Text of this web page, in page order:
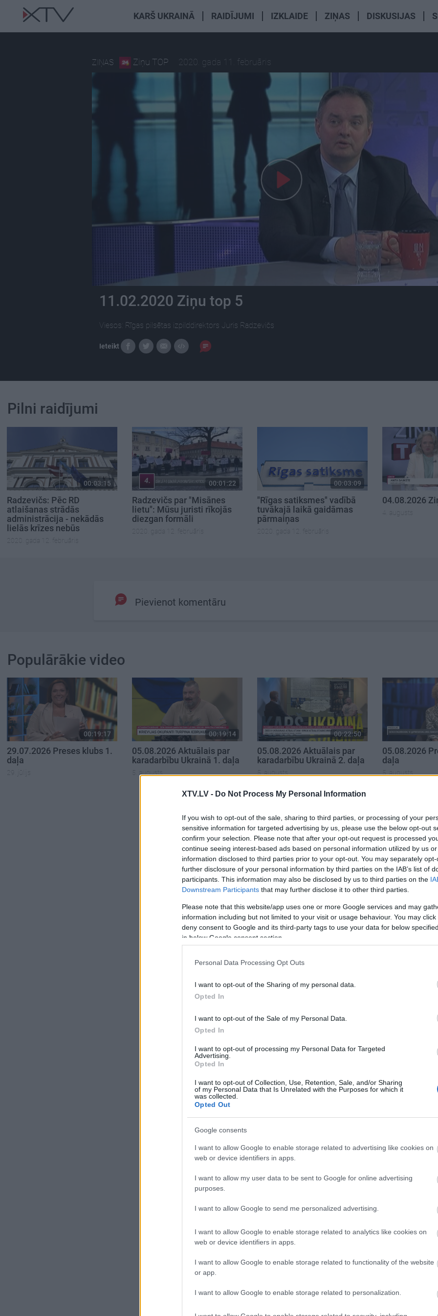
XTV.LV - Do Not Process My Personal Information
If you wish to opt-out of the sale, sharing to third parties, or processing of your
sensitive information for targeted advertising by us, please use the below opt-out
confirm your selection. Please note that after your opt-out request is processed
continue seeing interest-based ads based on personal information utilized by us
information disclosed to third parties prior to your opt-out. You may separately
further disclosure of your personal information by third parties on the IAB’s list of
participants. This information may also be disclosed by us to third parties on the
Downstream Participants that may further disclose it to other third parties.
Please note that this website/app uses one or more Google services and may
information including but not limited to your visit or usage behaviour. You may
deny consent to Google and its third-party tags to use your data for below
in below Google consent section.
Personal Data Processing Opt Outs
I want to opt-out of the Sharing of my personal data.
Opted In
I want to opt-out of the Sale of my Personal Data.
Opted In
I want to opt-out of processing my Personal Data for Targeted
Advertising.
Opted In
I want to opt-out of Collection, Use, Retention, Sale, and/or Sharing
of my Personal Data that Is Unrelated with the Purposes for which it
was collected.
Opted Out
Google consents
I want to allow Google to enable storage related to advertising like cookies on
web or device identifiers in apps.
I want to allow my user data to be sent to Google for online advertising
purposes.
I want to allow Google to send me personalized advertising.
I want to allow Google to enable storage related to analytics like cookies on
web or device identifiers in apps.
I want to allow Google to enable storage related to functionality of the website
or app.
I want to allow Google to enable storage related to personalization.
KARŠ UKRAINĀ RAIDĪJUMI IZKLAIDE ZIŅAS DISKUSIJAS
ZIŅAS Ziņu TOP 2020. gada 11. februāris
11.02.2020 Ziņu top 5
Viesos: Rīgas pilsētas izpilddirektors Juris Radzevičs
Ieteikt
Pilni raidījumi
00:03:15
Radzevičs: Pēc RD
atlaišanas strādās
administrācija - nekādās
lielās krīzes nebūs
2020. gada 12. februāris
00:01:22
Radzevičs par "Misānes
lietu": Mūsu juristi rīkojās
diezgan formāli
2020. gada 12. februāris
00:03:09
"Rīgas satiksmes" vadībā
tuvākajā laikā gaidāmas
pārmaiņas
2020. gada 12. februāris
04.08.2026
4. augusts
Pievienot komentāru
Populārākie video
00:19:17
29.07.2026 Preses klubs 1.
daļa
29. jūlijs
00:19:14
05.08.2026 Aktuālais par
karadarbību Ukrainā 1. daļa
5. augusts
00:22:50
05.08.2026 Aktuālais par
karadarbību Ukrainā 2. daļa
5. augusts
05.08.2026
daļa
5. augusts